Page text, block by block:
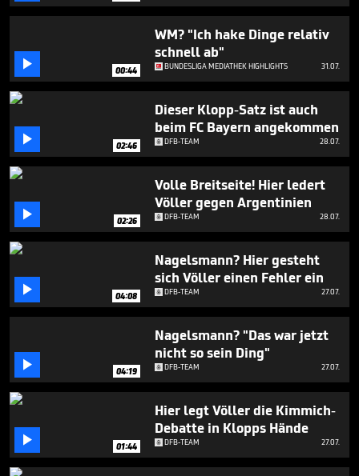
minute,
23
 00:44
WM? "Ich hake Dinge relativ
schnell ab"
BUNDESLIGA MEDIATHEK HIGHLIGHTS 31.07.
 02:46
Dieser Klopp-Satz ist auch
beim FC Bayern angekommen
DFB-TEAM 28.07.
 02:26
Volle Breitseite! Hier ledert
Völler gegen Argentinien
DFB-TEAM 28.07.
 04:08
Nagelsmann? Hier gesteht
sich Völler einen Fehler ein
DFB-TEAM 27.07.
 04:19
Nagelsmann? "Das war jetzt
nicht so sein Ding"
DFB-TEAM 27.07.
 01:44
Hier legt Völler die Kimmich-
Debatte in Klopps Hände
DFB-TEAM 27.07.